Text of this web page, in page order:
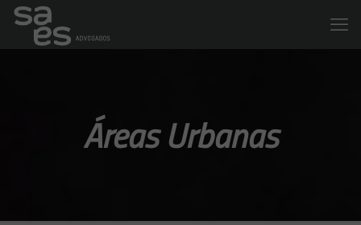
Áreas Urbanas